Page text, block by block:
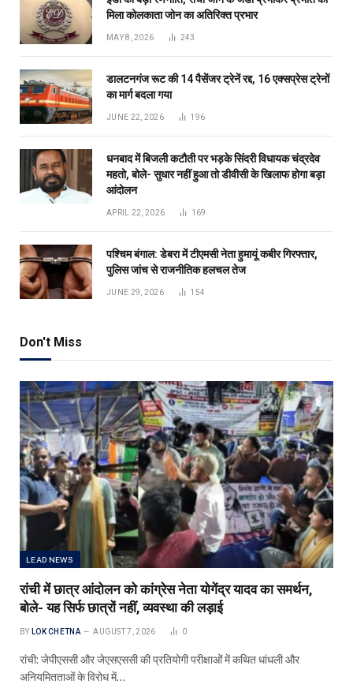
मिला कोलकाता जोन का अतिरिक्त प्रभार
MAY 8, 2026 243
डालटनगंज रूट की 14 पैसेंजर ट्रेनें रद्द, 16 एक्सप्रेस ट्रेनों
का मार्ग बदला गया
JUNE 22, 2026 196
धनबाद में बिजली कटौती पर भड़के सिंदरी विधायक चंद्रदेव
महतो, बोले- सुधार नहीं हुआ तो डीवीसी के खिलाफ होगा बड़ा
आंदोलन
APRIL 22, 2026 169
पश्चिम बंगाल: डेबरा में टीएमसी नेता हुमायूं कबीर गिरफ्तार,
पुलिस जांच से राजनीतिक हलचल तेज
JUNE 29, 2026 154
Don't Miss
LEAD NEWS
रांची में छात्र आंदोलन को कांग्रेस नेता योगेंद्र यादव का समर्थन,
बोले- यह सिर्फ छात्रों नहीं, व्यवस्था की लड़ाई
BY LOK CHETNA AUGUST 7, 2026 0
रांची: जेपीएससी और जेएसएससी की प्रतियोगी परीक्षाओं में कथित धांधली और
अनियमितताओं के विरोध में…